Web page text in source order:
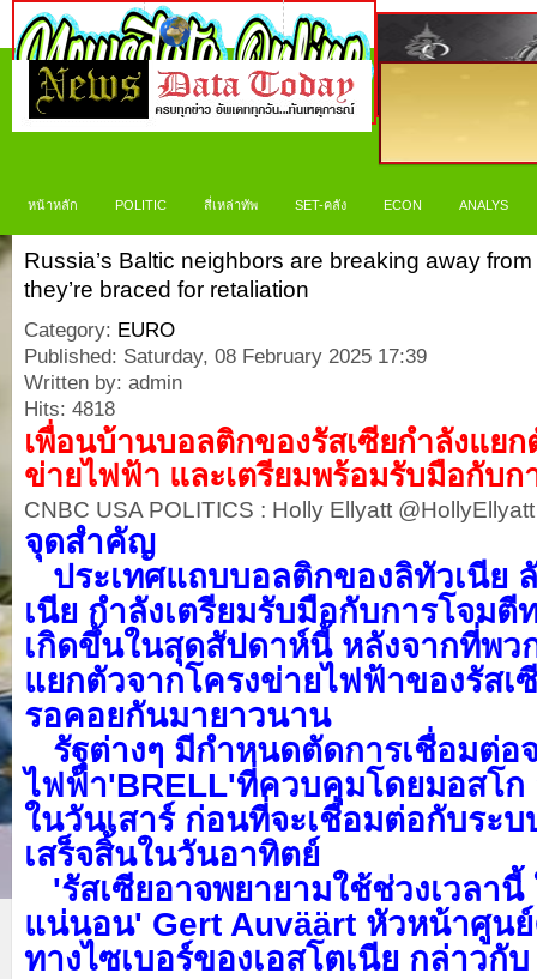
หน้าหลัก POLITIC สี่เหล่าทัพ SET-คลัง ECON ANALYS
Russia’s Baltic neighbors are breaking away
they’re braced for retaliation
Category: EURO
Published: Saturday, 08 February 2025 17:39
Written by: admin
Hits: 4818
เพื่อนบ้านบอลติกของรัสเซียกำลังแย
ข่ายไฟฟ้า และเตรียมพร้อมรับมือกับก
CNBC USA POLITICS : Holly Ellyatt @HollyEllyatt
จุดสำคัญ
ประเทศแถบบอลติกของลิทัวเนีย
เนีย กำลังเตรียมรับมือกับการโจมตี
เกิดขึ้นในสุดสัปดาห์นี้ หลังจากที่พว
แยกตัวจากโครงข่ายไฟฟ้าของรัสเ
รอคอยกันมายาวนาน
รัฐต่างๆ มีกำหนดตัดการเชื่อมต่อ
ไฟฟ้า'BRELL'ที่ควบคุมโดยมอสโก
ในวันเสาร์ ก่อนที่จะเชื่อมต่อกับระ
เสร็จสิ้นในวันอาทิตย์
'รัสเซียอาจพยายามใช้ช่วงเวลานี้
แน่นอน' Gert Auväärt หัวหน้าศูน
ทางไซเบอร์ของเอสโตเนีย กล่าวกั